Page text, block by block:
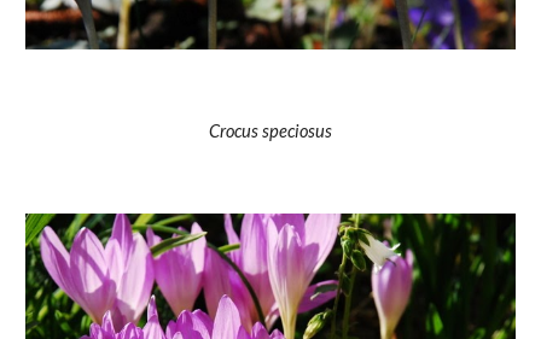
Crocus speciosus